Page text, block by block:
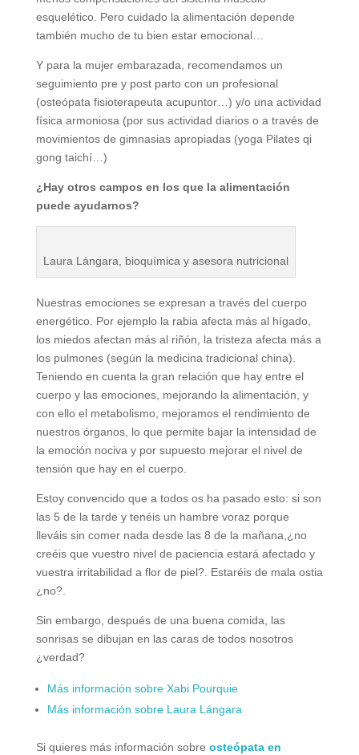
esquelético. Pero cuidado la alimentación depende
también mucho de tu bien estar emocional…
Y para la mujer embarazada, recomendamos un
seguimiento pre y post parto con un profesional
(osteópata fisioterapeuta acupuntor…) y/o una actividad
física armoniosa (por sus actividad diarios o a través de
movimientos de gimnasias apropiadas (yoga Pilates qi
gong taichí…)
¿Hay otros campos en los que la alimentación
puede ayudarnos?
Laura Lángara, bioquímica y asesora nutricional
Nuestras emociones se expresan a través del cuerpo
energético. Por ejemplo la rabia afecta más al hígado,
los miedos afectan más al riñón, la tristeza afecta más a
los pulmones (según la medicina tradicional china).
Teniendo en cuenta la gran relación que hay entre el
cuerpo y las emociones, mejorando la alimentación, y
con ello el metabolismo, mejoramos el rendimiento de
nuestros órganos, lo que permite bajar la intensidad de
la emoción nociva y por supuesto mejorar el nivel de
tensión que hay en el cuerpo.
Estoy convencido que a todos os ha pasado esto: si son
las 5 de la tarde y tenéis un hambre voraz porque
lleváis sin comer nada desde las 8 de la mañana,¿no
creéis que vuestro nivel de paciencia estará afectado y
vuestra irritabilidad a flor de piel?. Estaréis de mala ostia
¿no?.
Sin embargo, después de una buena comida, las
sonrisas se dibujan en las caras de todos nosotros
¿verdad?
Más información sobre Xabi Pourquie
Más información sobre Laura Lángara
Si quieres más información sobre osteópata en